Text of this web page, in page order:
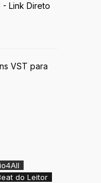
- Link Direto
VST para
do Leitor